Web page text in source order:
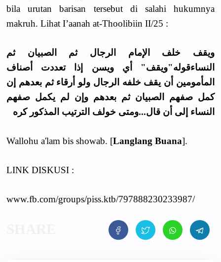
bila urutan barisan tersebut di salahi hukumnya
makruh. Lihat I’aanah at-Thoolibiin II/25 :
ويقف خلف الإمام الرجال ثم الصبيان ثم
النساءقوله"ويقف" أي ويسن إذا تعددت أصناف
المأمومين أن يقف خلفه الرجال ولو أرقاء ثم بعدهم إن
كمل صفهم الصبيان ثم بعدهم وإن لم يكمل صفهم
النساء إلى أن قال...ومتى خولف الترتيب المذكور كره
Wallohu a'lam bis showab. [Langlang Buana].
LINK DISKUSI :
www.fb.com/groups/piss.ktb/797888230233987/